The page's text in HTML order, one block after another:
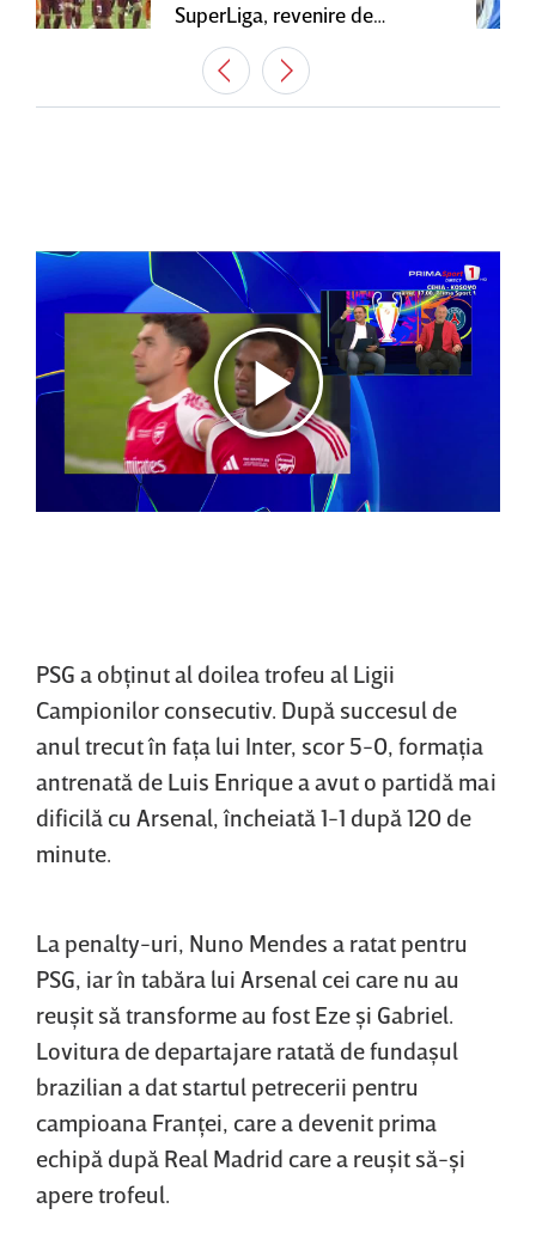
SuperLiga, revenire de
senzaţie în Gruia
PSG a obţinut al doilea trofeu al Ligii
Campionilor consecutiv. După succesul de
anul trecut în faţa lui Inter, scor 5-0, formaţia
antrenată de Luis Enrique a avut o partidă mai
dificilă cu Arsenal, încheiată 1-1 după 120 de
minute.
La penalty-uri, Nuno Mendes a ratat pentru
PSG, iar în tabăra lui Arsenal cei care nu au
reuşit să transforme au fost Eze şi Gabriel.
Lovitura de departajare ratată de fundaşul
brazilian a dat startul petrecerii pentru
campioana Franţei, care a devenit prima
echipă după Real Madrid care a reuşit să-şi
apere trofeul.